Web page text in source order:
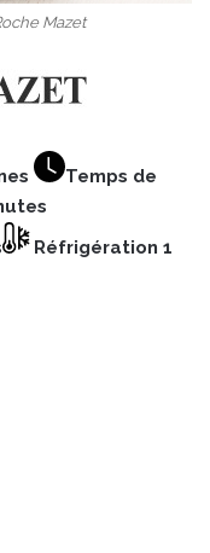
Mazet
Temps de
Réfrigération 1